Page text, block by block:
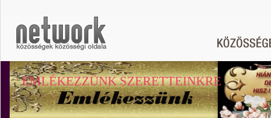
EMLÉKEZZÜNK SZERETTEINKRE